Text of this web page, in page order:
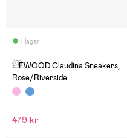
I lager
(0)
LIEWOOD Claudina Sneakers,
Rose/Riverside
479 kr